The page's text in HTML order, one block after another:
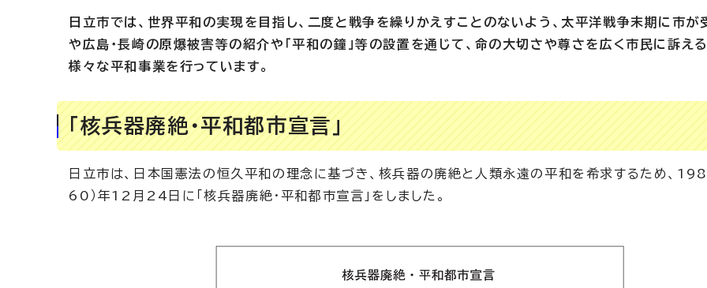
日立市では、世界平和の実現を目指し、二度と戦争を繰りかえすことのないよう、太平洋戦争末期に市が
や広島・長崎の原爆被害等の紹介や「平和の鐘」等の設置を通じて、命の大切さや尊さを広く市民に訴える
様々な平和事業を行っています。
「核兵器廃絶・平和都市宣言」
日立市は、日本国憲法の恒久平和の理念に基づき、核兵器の廃絶と人類永遠の平和を希求するため、
60）年12月24日に「核兵器廃絶・平和都市宣言」をしました。